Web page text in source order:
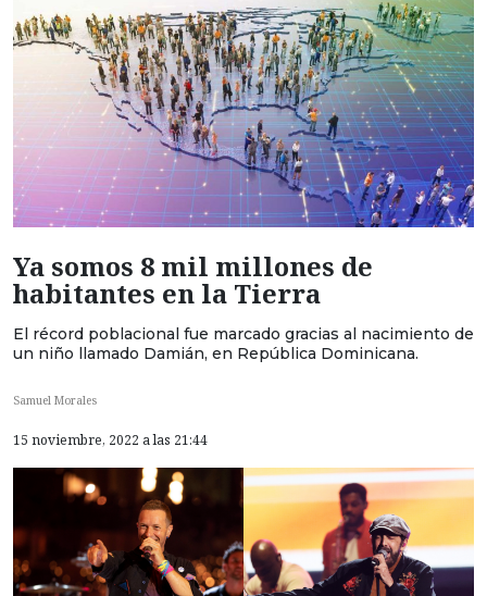
Ya somos 8 mil millones de
habitantes en la Tierra
El récord poblacional fue marcado gracias al nacimiento de
un niño llamado Damián, en República Dominicana.
Samuel Morales
15 noviembre, 2022 a las 21:44